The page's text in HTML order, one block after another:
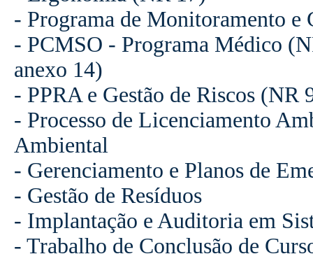
- Programa de Monitoramento e
- PCMSO - Programa Médico
anexo 14)
- PPRA e Gestão de Riscos (NR
- Processo de Licenciamento
Ambiental
- Gerenciamento e Planos de
- Gestão de Resíduos
- Implantação e Auditoria em
- Trabalho de Conclusão de